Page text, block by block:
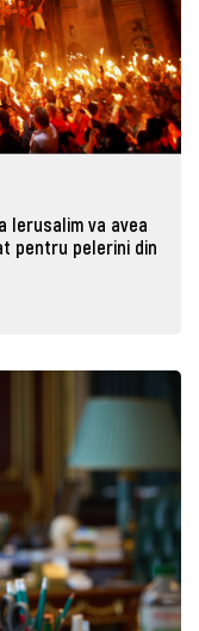
Ierusalim va avea
pentru pelerini din